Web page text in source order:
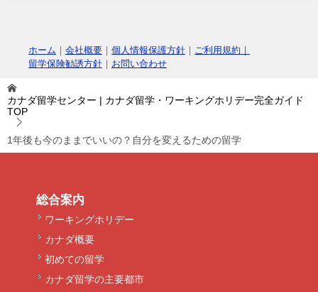
ホーム ｜ 会社概要 ｜ 個人情報保護方針 ｜ ご利用規約｜
留学保険勧誘方針 ｜ お問い合わせ
カナダ留学センター | カナダ留学・ワーキングホリデー完全ガイド
TOP
1年後も今のままでいいの？自分を変えるための留学
総合案内
ワーキングホリデー
カナダ概要
初めての留学
カナダ留学の主要都市